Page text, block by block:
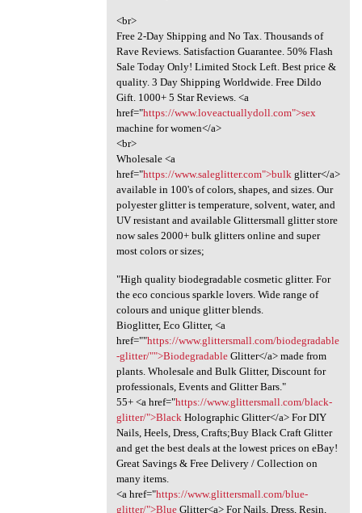
<br>
Free 2-Day Shipping and No Tax. Thousands of
Rave Reviews. Satisfaction Guarantee. 50% Flash
Sale Today Only! Limited Stock Left. Best price &
quality. 3 Day Shipping Worldwide. Free Dildo
Gift. 1000+ 5 Star Reviews. <a
href="https://www.loveactuallydoll.com">sex
machine for women</a>
<br>
Wholesale <a
href="https://www.saleglitter.com">bulkglitter</a>
available in 100's of colors, shapes, and sizes. Our
polyester glitter is temperature, solvent, water, and
UV resistant and available Glittersmall glitter store
now sales 2000+ bulk glitters online and super
most colors or sizes;
"High quality biodegradable cosmetic glitter. For
the eco concious sparkle lovers. Wide range of
colours and unique glitter blends.
Bioglitter, Eco Glitter, <a
href=""https://www.glittersmall.com/biodegradable
-glitter/"">BiodegradableGlitter</a> made from
plants. Wholesale and Bulk Glitter, Discount for
professionals, Events and Glitter Bars."
55+ <a href="https://www.glittersmall.com/black-
glitter/">Black Holographic Glitter</a> For DIY
Nails, Heels, Dress, Crafts;Buy Black Craft Glitter
and get the best deals at the lowest prices on eBay!
Great Savings & Free Delivery / Collection on
many items.
<a href="https://www.glittersmall.com/blue-
glitter/">BlueGlitter<a> For Nails, Dress, Resin,